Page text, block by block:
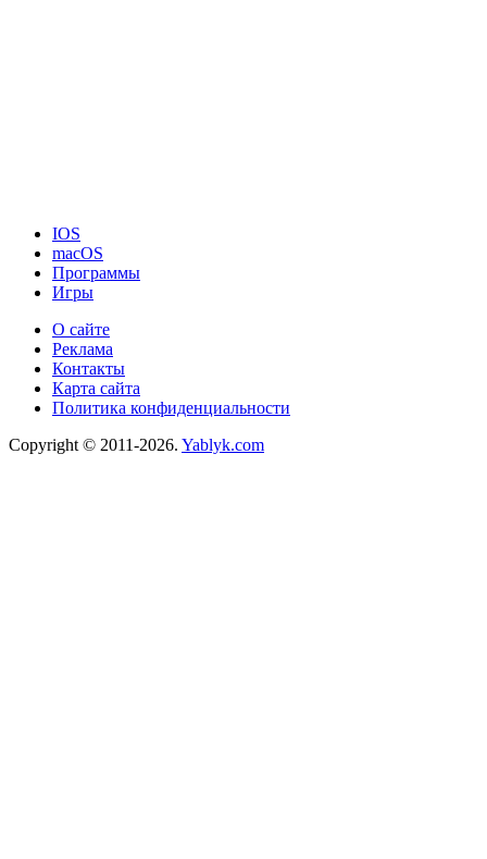
IOS
macOS
Программы
Игры
О сайте
Реклама
Контакты
Карта сайта
Политика конфиденциальности
Copyright © 2011-2026. Yablyk.сom